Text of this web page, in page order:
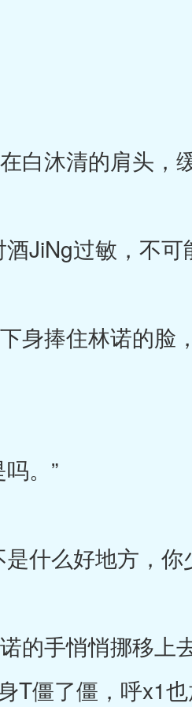
沐清的肩头，
JiNg过敏，不可
身捧住林诺的脸
。”
什么好地方，你
的手悄悄挪移上
T僵了僵，呼x1